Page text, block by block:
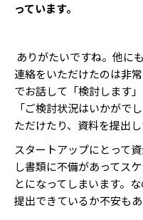
っています。
ありがたいですね。他に
連絡をいただけたのは非
でお話して「検討します
「ご検討状況はいかがで
ただけたり、資料を提出
スタートアップにとって
し書類に不備があってス
とになってしまいます。
提出できているか不安もあ